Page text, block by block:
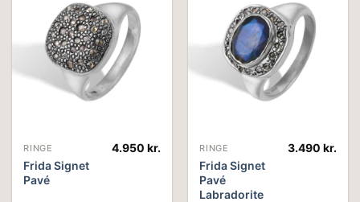
RINGE
Frida Signet
Pavé
4.950 kr. RINGE
Frida Signet
Pavé
Labradorite
3.490 kr.